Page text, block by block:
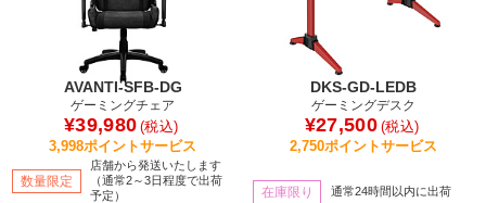
AVANTI-SFB-DG
ゲーミングチェア
¥39,980 (税込)
3,998ポイントサービス
数量限定
店舗から発送いたします
（通常2～3日程度で出荷
予定）
DKS-GD-LEDB
ゲーミングデスク
¥27,500 (税込)
2,750ポイントサービス
在庫限り 通常24時間以内に出荷